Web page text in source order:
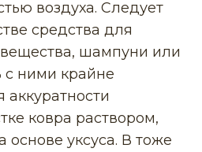
воздуха. Следует
средства для
шампуни или
с ними крайне
аккуратности
ковра раствором,
основе уксуса. В тоже